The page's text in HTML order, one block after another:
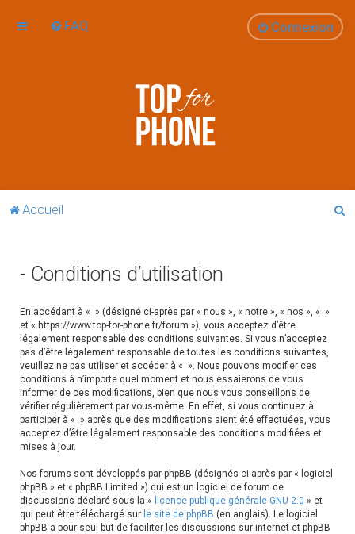
FAQ Connexion
Accueil
- Conditions d’utilisation
En accédant à « » (désigné ci-après par « nous », « notre », « nos », « »
et « https://www.top-for-phone.fr/forum »), vous acceptez d’être
légalement responsable des conditions suivantes. Si vous n’acceptez
pas d’être légalement responsable de toutes les conditions suivantes,
veuillez ne pas utiliser et accéder à « ». Nous pouvons modifier ces
conditions à n’importe quel moment et nous essaierons de vous
informer de ces modifications, bien que nous vous conseillons de
vérifier régulièrement par vous-même. En effet, si vous continuez à
participer à « » après que des modifications aient été effectuées, vous
acceptez d’être légalement responsable des conditions modifiées et
mises à jour.
Nos forums sont développés par phpBB (désignés ci-après par « logiciel
phpBB » et « phpBB Limited ») qui est un logiciel de forum de
discussions déclaré sous la « licence publique générale GNU 2.0 » et
qui peut être téléchargé sur le site de phpBB (en anglais). Le logiciel
phpBB a pour seul but de faciliter les discussions sur internet et phpBB